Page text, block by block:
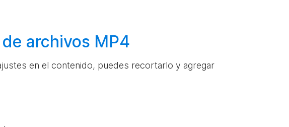
archivos MP4
en el contenido, puedes recortarlo y agregar